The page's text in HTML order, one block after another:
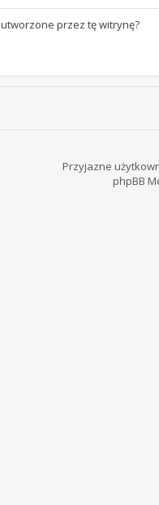
przez tę witrynę?
Przyjazne
phpBB